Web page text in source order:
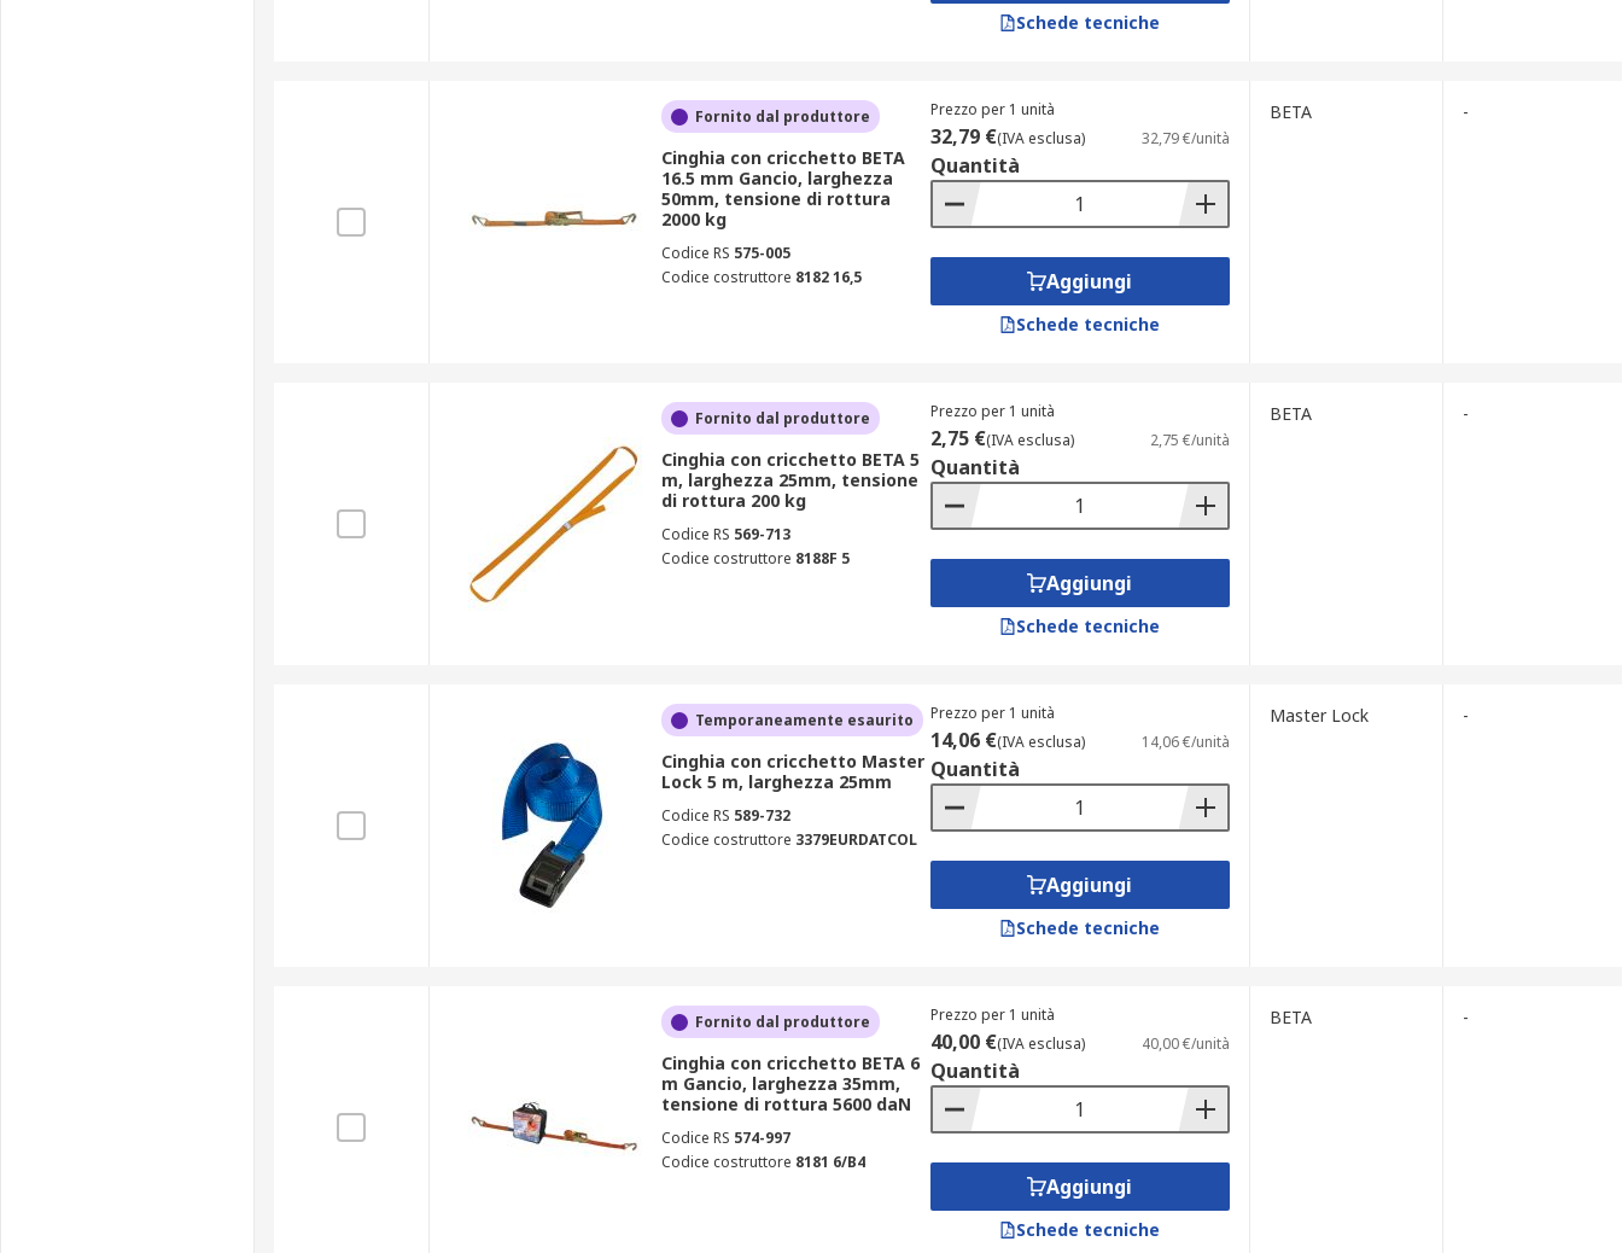
Schede tecniche
Fornito dal produttore
Cinghia con cricchetto BETA
16.5 mm Gancio, larghezza
50mm, tensione di rottura
2000 kg
Codice RS 575-005
Codice costruttore 8182 16,5
Prezzo per 1 unità
32,79 €(IVA esclusa) 32,79 €/unità
Quantità
Aggiungi
Schede tecniche
BETA -
Fornito dal produttore
Cinghia con cricchetto BETA 5
m, larghezza 25mm, tensione
di rottura 200 kg
Codice RS 569-713
Codice costruttore 8188F 5
Prezzo per 1 unità
2,75 €(IVA esclusa) 2,75 €/unità
Quantità
Aggiungi
Schede tecniche
BETA -
Temporaneamente esaurito
Cinghia con cricchetto Master
Lock 5 m, larghezza 25mm
Codice RS 589-732
Codice costruttore 3379EURDATCOL
Prezzo per 1 unità
14,06 €(IVA esclusa) 14,06 €/unità
Quantità
Aggiungi
Schede tecniche
Master Lock -
Fornito dal produttore
Cinghia con cricchetto BETA 6
m Gancio, larghezza 35mm,
tensione di rottura 5600 daN
Codice RS 574-997
Codice costruttore 8181 6/B4
Prezzo per 1 unità
40,00 €(IVA esclusa) 40,00 €/unità
Quantità
Aggiungi
Schede tecniche
BETA -